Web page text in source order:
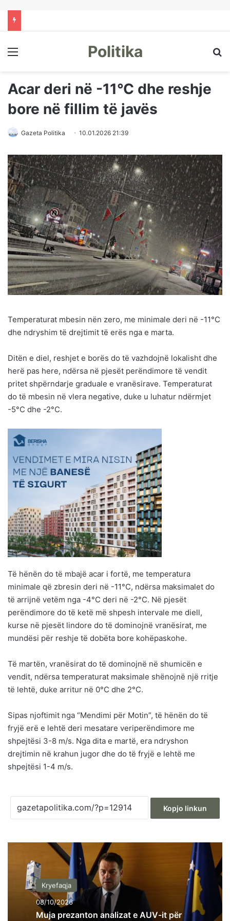
Menu Politika
Acar deri në -11°C dhe reshje
bore në fillim të javës
Gazeta Politika 10.01.2026 21:39
Temperaturat mbesin nën zero, me minimale deri në -11°C
dhe ndryshim të drejtimit të erës nga e marta.
Ditën e diel, reshjet e borës do të vazhdojnë lokalisht dhe
herë pas here, ndërsa në pjesët perëndimore të vendit
pritet shpërndarje graduale e vranësirave. Temperaturat
do të mbesin në vlera negative, duke u luhatur ndërmjet
-5°C dhe -2°C.
Të hënën do të mbajë acar i fortë, me temperatura
minimale që zbresin deri në -11°C, ndërsa maksimalet do
të arrijnë vetëm nga -4°C deri në -2°C. Në pjesët
perëndimore do të ketë më shpesh intervale me diell,
kurse në pjesët lindore do të dominojnë vranësirat, me
mundësi për reshje të dobëta bore kohëpaskohe.
Të martën, vranësirat do të dominojnë në shumicën e
vendit, ndërsa temperaturat maksimale shënojnë një rritje
të lehtë, duke arritur në 0°C dhe 2°C.
Sipas njoftimit nga “Mendimi për Motin”, të hënën do të
fryjë erë e lehtë deri mesatare veriperëndimore me
shpejtësi 3-8 m/s. Nga dita e martë, era ndryshon
drejtimin në krahun jugor dhe do të fryjë e lehtë me
shpejtësi 1-4 m/s.
Kopjo linkun
Kryefaqja
08/10/2026
Muja prezanton analizat e AUV-it për